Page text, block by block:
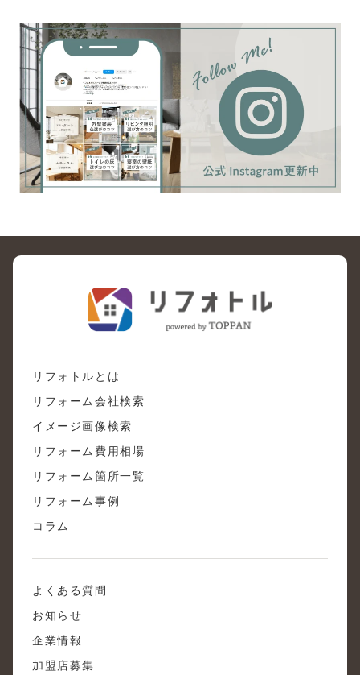
リフォトルとは
リフォーム会社検索
イメージ画像検索
リフォーム費用相場
リフォーム箇所一覧
リフォーム事例
コラム
よくある質問
お知らせ
企業情報
加盟店募集